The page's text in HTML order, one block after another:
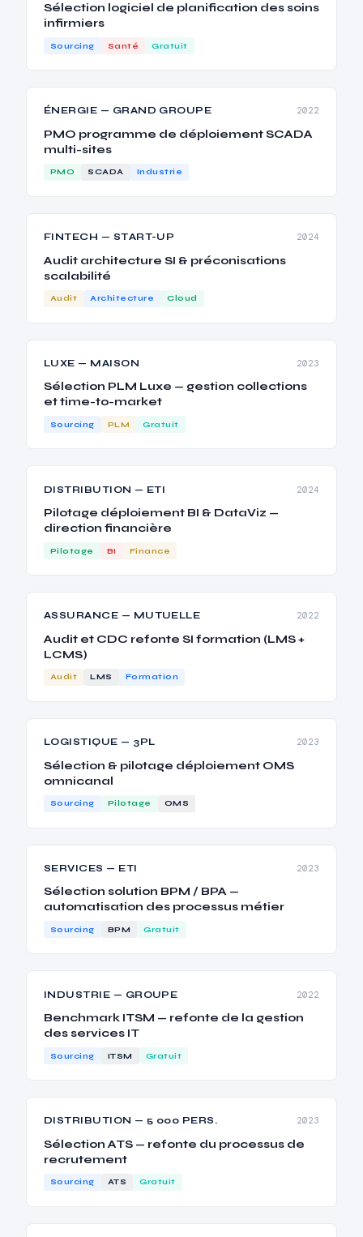
Sélection logiciel de planification des soins
infirmiers
Sourcing Santé Gratuit
ÉNERGIE — GRAND GROUPE 2022
PMO programme de déploiement SCADA
multi-sites
PMO SCADA Industrie
FINTECH — START-UP 2024
Audit architecture SI & préconisations
scalabilité
Audit Architecture Cloud
LUXE — MAISON 2023
Sélection PLM Luxe — gestion collections
et time-to-market
Sourcing PLM Gratuit
DISTRIBUTION — ETI 2024
Pilotage déploiement BI & DataViz —
direction financière
Pilotage BI Finance
ASSURANCE — MUTUELLE 2022
Audit et CDC refonte SI formation (LMS +
LCMS)
Audit LMS Formation
LOGISTIQUE — 3PL 2023
Sélection & pilotage déploiement OMS
omnicanal
Sourcing Pilotage OMS
SERVICES — ETI 2023
Sélection solution BPM / BPA —
automatisation des processus métier
Sourcing BPM Gratuit
INDUSTRIE — GROUPE 2022
Benchmark ITSM — refonte de la gestion
des services IT
Sourcing ITSM Gratuit
DISTRIBUTION — 5 000 PERS. 2023
Sélection ATS — refonte du processus de
recrutement
Sourcing ATS Gratuit